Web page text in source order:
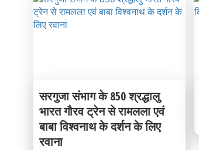
सरगुजा संभाग के 850 श्रद्धालु
भारत गौरव ट्रेन से रामलला एवं
बाबा विश्वनाथ के दर्शन के लिए
रवाना